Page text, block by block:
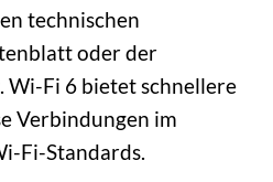
technischen
oder der
Wi-Fi 6 bietet schnellere
Verbindungen im
Fi-Standards.